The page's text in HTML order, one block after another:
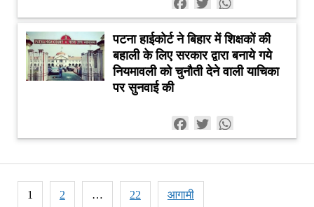
Facebook
Twitter
पटना हाईकोर्ट ने बिहार में शिक्षकों की
बहाली के लिए सरकार द्वारा बनाये गये
नियमावली को चुनौती देने वाली याचिका
पर सुनवाई की
Facebook
Twitter
Posts
1 2 … 22 आगामी